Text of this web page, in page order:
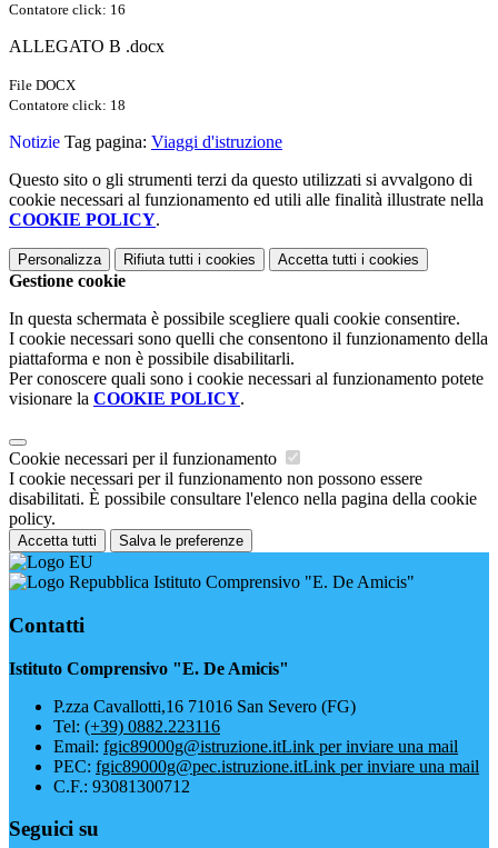
Contatore click: 16
ALLEGATO B .docx
File DOCX
Contatore click: 18
Notizie Tag pagina: Viaggi d'istruzione
Questo sito o gli strumenti terzi da questo utilizzati si avvalgono di
cookie necessari al funzionamento ed utili alle finalità illustrate nella
COOKIE POLICY.
Personalizza Rifiuta tutti i cookies Accetta tutti i cookies
Gestione cookie
In questa schermata è possibile scegliere quali cookie consentire.
I cookie necessari sono quelli che consentono il funzionamento della
piattaforma e non è possibile disabilitarli.
Per conoscere quali sono i cookie necessari al funzionamento potete
visionare la COOKIE POLICY.
Cookie necessari per il funzionamento
I cookie necessari per il funzionamento non possono essere
disabilitati. È possibile consultare l'elenco nella pagina della cookie
policy.
Accetta tutti Salva le preferenze
Istituto Comprensivo "E. De Amicis"
Contatti
Istituto Comprensivo "E. De Amicis"
P.zza Cavallotti,16 71016 San Severo (FG)
Tel: (+39) 0882.223116
Email: fgic89000g@istruzione.itLink per inviare una mail
PEC: fgic89000g@pec.istruzione.itLink per inviare una mail
C.F.: 93081300712
Seguici su